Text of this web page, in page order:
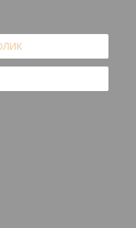
окне))
новом окне))